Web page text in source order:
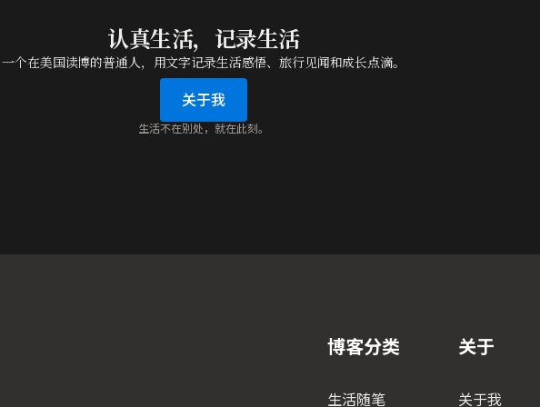
认真生活，记录生活
一个在美国读博的普通人，用文字记录生活感悟、旅行见闻和成长点滴。
关于我
生活不在别处，就在此刻。
博客分类
生活随笔
关于
关于我